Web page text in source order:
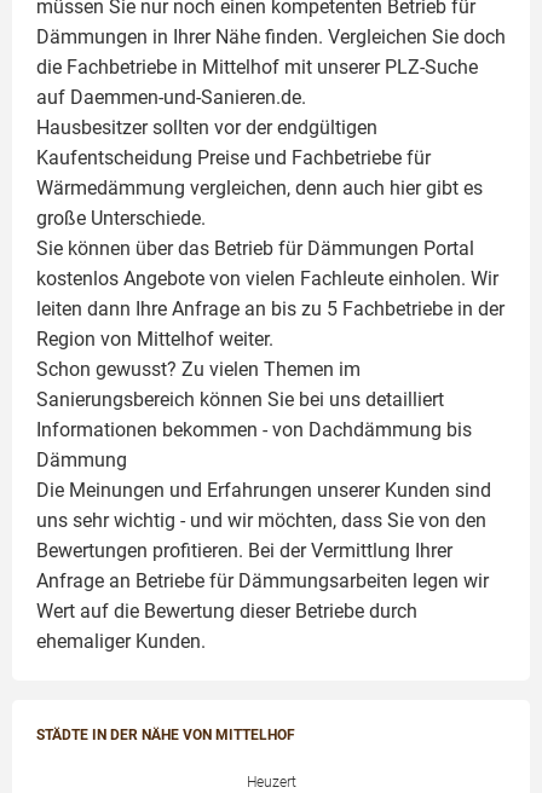
müssen Sie nur noch einen kompetenten Betrieb für
Dämmungen in Ihrer Nähe finden. Vergleichen Sie doch
die Fachbetriebe in Mittelhof mit unserer PLZ-Suche
auf Daemmen-und-Sanieren.de.
Hausbesitzer sollten vor der endgültigen
Kaufentscheidung Preise und Fachbetriebe für
Wärmedämmung vergleichen, denn auch hier gibt es
große Unterschiede.
Sie können über das Betrieb für Dämmungen Portal
kostenlos Angebote von vielen Fachleute einholen. Wir
leiten dann Ihre Anfrage an bis zu 5 Fachbetriebe in der
Region von Mittelhof weiter.
Schon gewusst? Zu vielen Themen im
Sanierungsbereich können Sie bei uns detailliert
Informationen bekommen - von Dachdämmung bis
Dämmung
Die Meinungen und Erfahrungen unserer Kunden sind
uns sehr wichtig - und wir möchten, dass Sie von den
Bewertungen profitieren. Bei der Vermittlung Ihrer
Anfrage an Betriebe für Dämmungsarbeiten legen wir
Wert auf die Bewertung dieser Betriebe durch
ehemaliger Kunden.
STÄDTE IN DER NÄHE VON MITTELHOF
Heuzert